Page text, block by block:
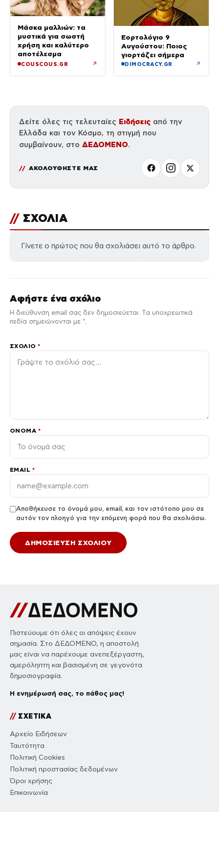
Μάσκα μαλλιών: τα
μυστικά για σωστή
χρήση και καλύτερο
αποτέλεσμα
COUSCOUS.GR ↗
Εορτολόγιο 9
Αυγούστου: Ποιος
γιορτάζει σήμερα
DIMOCRACY.GR ↗
Δείτε όλες τις τελευταίες Ειδήσεις από την
Ελλάδα και τον Κόσμο, τη στιγμή που
συμβαίνουν, στο ΔΕΔΟΜΕΝΟ.
ΑΚΟΛΟΥΘΗΣΤΕ ΜΑΣ
// ΣΧΟΛΙΑ
Γίνετε ο πρώτος που θα σχολιάσει αυτό το άρθρο.
Αφήστε ένα σχόλιο
Η διεύθυνση email σας δεν δημοσιεύεται. Τα υποχρεωτικά
πεδία σημειώνονται με *.
ΣΧΌΛΙΟ*
ΌΝΟΜΑ *
EMAIL *
Αποθήκευσε το όνομά μου, email, και τον ιστότοπο μου σε
αυτόν τον πλοηγό για την επόμενη φορά που θα σχολιάσω.
Πιστεύουμε ότι όλες οι απόψεις έχουν
σημασία. Στο ΔΕΔΟΜΕΝΟ, η αποστολή
μας είναι να παρέχουμε ανεπεξέργαστη,
αμερόληπτη και βασισμένη σε γεγονότα
δημοσιογραφία.
Η ενημέρωσή σας, το πάθος μας!
//ΣΧΕΤΙΚΑ
Αρχείο Ειδήσεων
Ταυτότητα
Πολιτική Cookies
Πολιτική προστασίας δεδομένων
Όροι χρήσης
Επικοινωνία